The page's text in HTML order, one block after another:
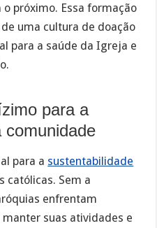
próximo. Essa formação
uma cultura de doação
para a saúde da Igreja e
para a
comunidade
para a sustentabilidade
católicas. Sem a
enfrentam
suas atividades e